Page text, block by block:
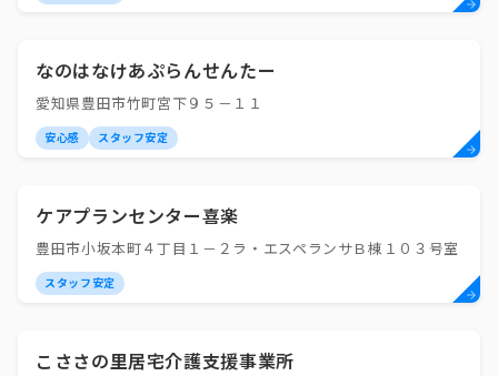
なのはなけあぷらんせんたー
愛知県豊田市竹町宮下９５－１１
安心感 スタッフ安定
ケアプランセンター喜楽
豊田市小坂本町４丁目１－２ラ・エスペランサＢ棟１０３号室
スタッフ安定
こささの里居宅介護支援事業所